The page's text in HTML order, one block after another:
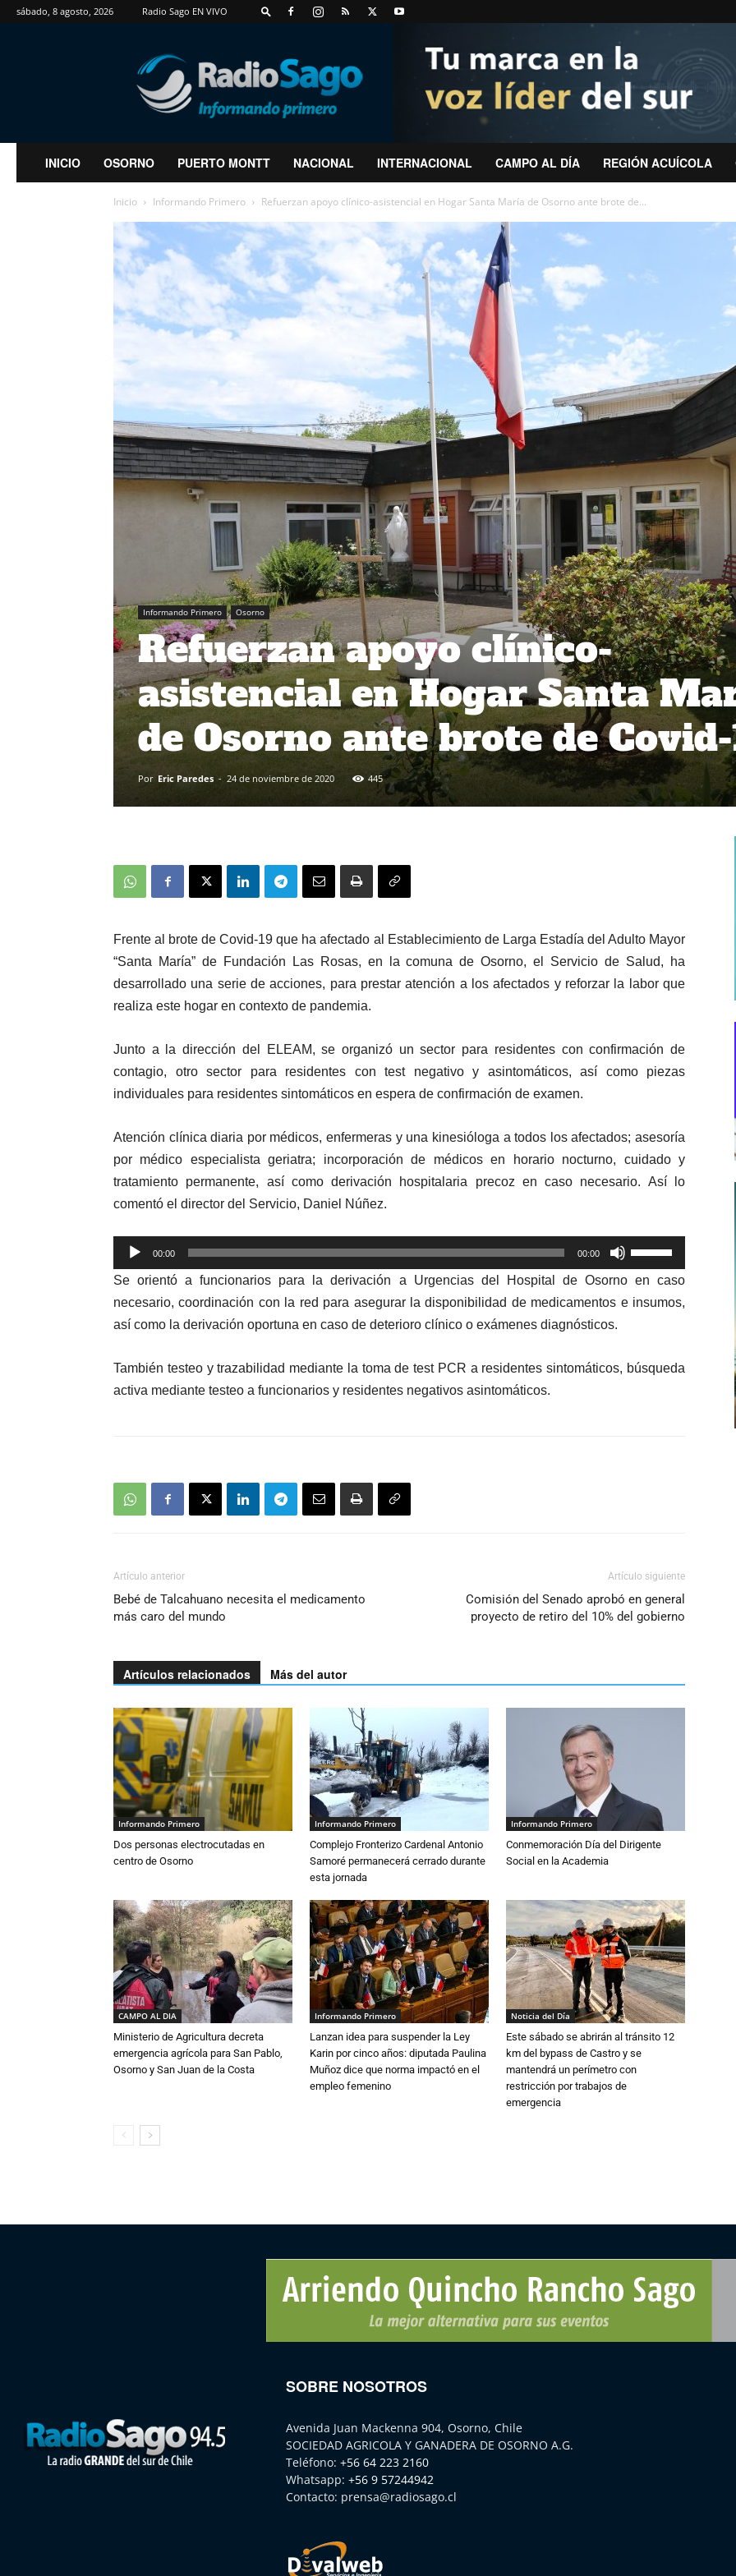
sábado, 8 agosto, 2026 Radio Sago EN VIVO
RadioSago
INICIO OSORNO PUERTO MONTT NACIONAL INTERNACIONAL CAMPO AL DÍA REGIÓN ACUÍCOLA
Inicio Informando Primero Refuerzan apoyo clínico-asistencial en Hogar Santa María de Osorno ante brote de...
Informando Primero Osorno
Refuerzan apoyo clínico-
asistencial en Hogar Santa
de Osorno ante brote de
Por Eric Paredes - 24 de noviembre de 2020 445
Frente al brote de Covid-19 que ha afectado al Establecimiento de Larga Estadía del Adulto Mayor
“Santa María” de Fundación Las Rosas, en la comuna de Osorno, el Servicio de Salud, ha
desarrollado una serie de acciones, para prestar atención a los afectados y reforzar la labor que
realiza este hogar en contexto de pandemia.
Junto a la dirección del ELEAM, se organizó un sector para residentes con confirmación de
contagio, otro sector para residentes con test negativo y asintomáticos, así como piezas
individuales para residentes sintomáticos en espera de confirmación de examen.
Atención clínica diaria por médicos, enfermeras y una kinesióloga a todos los afectados; asesoría
por médico especialista geriatra; incorporación de médicos en horario nocturno, cuidado y
tratamiento permanente, así como derivación hospitalaria precoz en caso necesario. Así lo
comentó el director del Servicio, Daniel Núñez.
Reproductor
de
audio
00:00 00:00
las
teclas
de
para
Se orientó a funcionarios para la derivación a Urgencias del Hospital de Osorno en caso
necesario, coordinación con la red para asegurar la disponibilidad de medicamentos e insumos,
así como la derivación oportuna en caso de deterioro clínico o exámenes diagnósticos.
También testeo y trazabilidad mediante la toma de test PCR a residentes sintomáticos, búsqueda
activa mediante testeo a funcionarios y residentes negativos asintomáticos.
Artículo anterior
Bebé de Talcahuano necesita el medicamento
más caro del mundo
Artículo siguiente
Comisión del Senado aprobó en general
proyecto de retiro del 10% del gobierno
Artículos relacionados Más del autor
Informando Primero
Dos personas electrocutadas en
centro de Osorno
Informando Primero
Complejo Fronterizo Cardenal Antonio
Samoré permanecerá cerrado durante
esta jornada
Informando Primero
Conmemoración Día del Dirigente
Social en la Academia
CAMPO AL DIA
Ministerio de Agricultura decreta
emergencia agrícola para San Pablo,
Osorno y San Juan de la Costa
Informando Primero
Lanzan idea para suspender la Ley
Karin por cinco años: diputada Paulina
Muñoz dice que norma impactó en el
empleo femenino
Noticia del Día
Este sábado se abrirán al tránsito 12
km del bypass de Castro y se
mantendrá un perímetro con
restricción por trabajos de
emergencia
SOBRE NOSOTROS
Avenida Juan Mackenna 904, Osorno, Chile
SOCIEDAD AGRICOLA Y GANADERA DE OSORNO A.G.
Teléfono: +56 64 223 2160
Whatsapp: +56 9 57244942
Contacto: prensa@radiosago.cl